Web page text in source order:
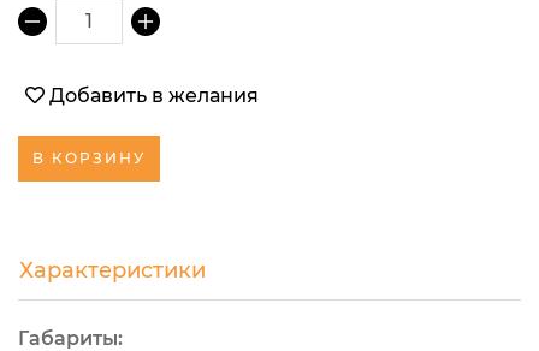
1
Добавить в желания
В КОРЗИНУ
Характеристики
Габариты: